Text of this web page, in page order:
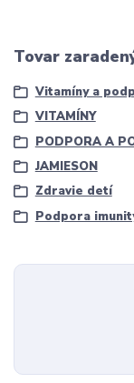
Tovar
Vitamíny a
VITAMÍNY
PODPORA A
JAMIESON
Zdravie detí
Podpora